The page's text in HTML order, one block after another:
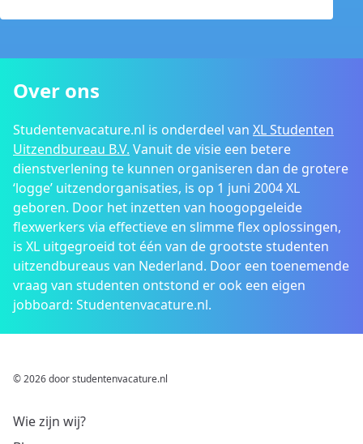
Over ons
Studentenvacature.nl is onderdeel van XL Studenten
Uitzendbureau B.V. Vanuit de visie een betere
dienstverlening te kunnen organiseren dan de grotere
‘logge’ uitzendorganisaties, is op 1 juni 2004 XL
geboren. Door het inzetten van hoogopgeleide
flexwerkers via effectieve en slimme flex oplossingen,
is XL uitgegroeid tot één van de grootste studenten
uitzendbureaus van Nederland. Door een toenemende
vraag van studenten ontstond er ook een eigen
jobboard: Studentenvacature.nl.
© 2026 door studentenvacature.nl
Wie zijn wij?